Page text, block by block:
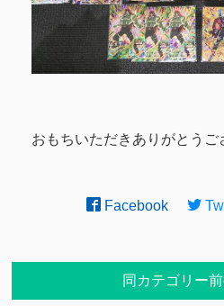
おもちいただきありがとうご
Facebook
同カテゴリー